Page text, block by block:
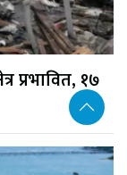
प्रभावित, १७